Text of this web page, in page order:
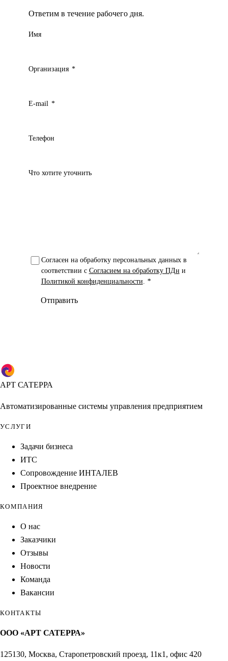
Ответим в течение рабочего дня.
Имя
Организация *
E-mail *
Телефон
Что хотите уточнить
Согласен на обработку персональных данных в
соответствии с Согласием на обработку ПДн и
Политикой конфиденциальности. *
Отправить
АРТ САТЕРРА
Автоматизированные системы управления предприятием
УСЛУГИ
Задачи бизнеса
ИТС
Сопровождение ИНТАЛЕВ
Проектное внедрение
КОМПАНИЯ
О нас
Заказчики
Отзывы
Новости
Команда
Вакансии
КОНТАКТЫ
ООО «АРТ САТЕРРА»
125130, Москва, Старопетровский проезд, 11к1, офис 420